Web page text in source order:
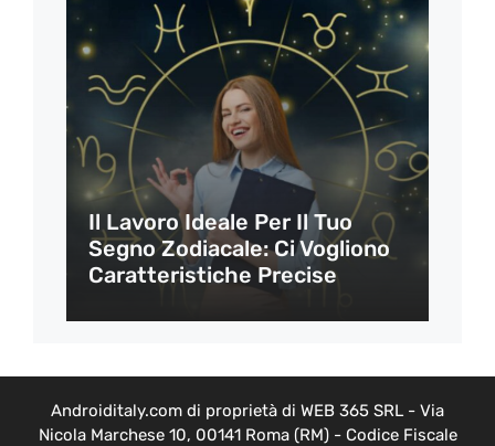
Il Lavoro Ideale Per Il Tuo
Segno Zodiacale: Ci Vogliono
Caratteristiche Precise
Androiditaly.com di proprietà di WEB 365 SRL - Via
Nicola Marchese 10, 00141 Roma (RM) - Codice Fiscale